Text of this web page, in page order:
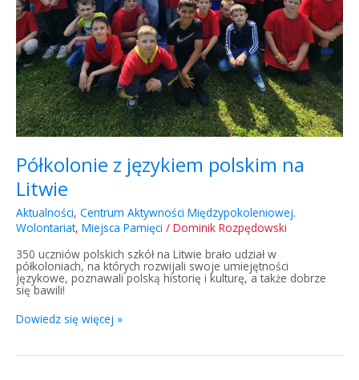
Półkolonie z językiem polskim na
Litwie
Aktualności, Centrum Aktywności Międzypokoleniowej.
Wolontariat, Miejsca Pamięci / Dominik Rozpędowski
350 uczniów polskich szkół na Litwie brało udział w
półkoloniach, na których rozwijali swoje umiejętności
językowe, poznawali polską historię i kulturę, a także dobrze
się bawili!
Dowiedz się więcej »